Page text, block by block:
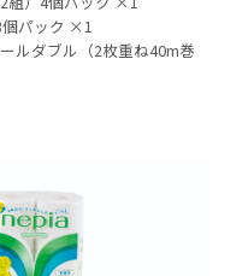
パック ×1
ルダブル（2枚重ね40m巻